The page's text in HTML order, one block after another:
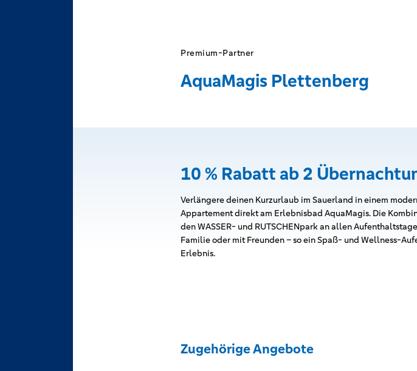
Premium-Partner
AquaMagis Plettenberg
10 % Rabatt ab 2
Verlängere deinen Kurzurlaub im Sauerland in einem
Appartement direkt am Erlebnisbad AquaMagis. Die
den WASSER- und RUTSCHENpark an allen
Familie oder mit Freunden – so ein Spaß- und Wellness-
Erlebnis.
Zugehörige Angebote